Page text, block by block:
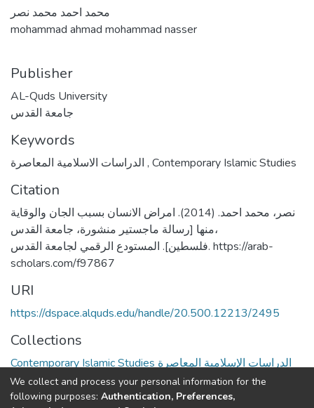
محمد احمد محمد نصر
mohammad ahmad mohammad nasser
Publisher
AL-Quds University
جامعة القدس
Keywords
, Contemporary Islamic Studies
Citation
نصر، محمد احمد. (2014). امراض الانسان بسبب الجان والوقاية
منها [رسالة ماجستير منشورة، جامعة القدس،
فلسطين]. المستودع الرقمي لجامعة القدس. https://arab-
scholars.com/f97867
URI
https://dspace.alquds.edu/handle/20.500.12213/2495
Collections
Contemporary Islamic Studies الدراسات الإسلامية المعاصرة
Full item page
We collect and process your personal information for the
following purposes: Authentication, Preferences,